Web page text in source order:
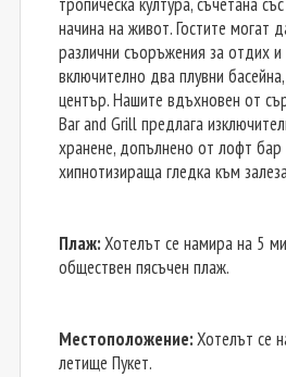
начина на живот. Гостите могат
различни съоръжения за отдих и
включително два плувни
център. Нашите вдъхновен от
Bar and Grill предлага
хранене, допълнено от лофт
хипнотизираща гледка към
Плаж:Хотелът се намира на 5
обществен пясъчен плаж.
Местоположение:Хотелът се
летище Пукет.